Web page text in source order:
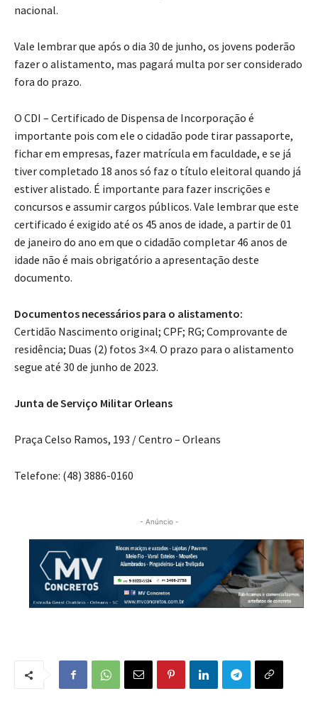
nacional.
Vale lembrar que após o dia 30 de junho, os jovens poderão
fazer o alistamento, mas pagará multa por ser considerado
fora do prazo.
O CDI – Certificado de Dispensa de Incorporação é
importante pois com ele o cidadão pode tirar passaporte,
fichar em empresas, fazer matrícula em faculdade, e se já
tiver completado 18 anos só faz o título eleitoral quando já
estiver alistado. É importante para fazer inscrições e
concursos e assumir cargos públicos. Vale lembrar que este
certificado é exigido até os 45 anos de idade, a partir de 01
de janeiro do ano em que o cidadão completar 46 anos de
idade não é mais obrigatório a apresentação deste
documento.
Documentos necessários para o alistamento:
Certidão Nascimento original; CPF; RG; Comprovante de
residência; Duas (2) fotos 3×4. O prazo para o alistamento
segue até 30 de junho de 2023.
Junta de Serviço Militar Orleans
Praça Celso Ramos, 193 / Centro – Orleans
Telefone: (48) 3886-0160
- Anúncio -